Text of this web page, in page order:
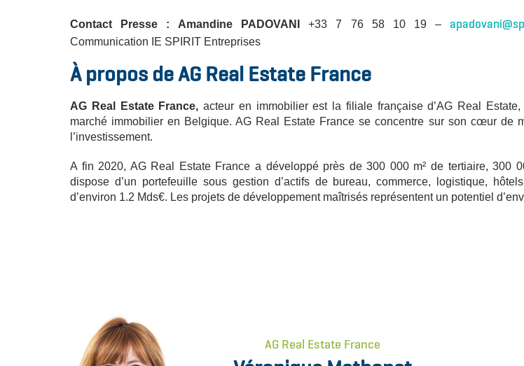
Contact Presse : Amandine PADOVANI +33 7 76 58 10 19 –
Communication IE SPIRIT Entreprises
À propos de AG Real Estate France
AG Real Estate France, acteur en immobilier est la filiale française d’AG Real
marché immobilier en Belgique. AG Real Estate France se concentre sur son cœur de
l’investissement.
A fin 2020, AG Real Estate France a développé près de 300 000 m² de tertiaire, 300
dispose d’un portefeuille sous gestion d’actifs de bureau, commerce, logistique,
d’environ 1.2 Mds€. Les projets de développement maîtrisés représentent un potentiel
AG Real Estate France